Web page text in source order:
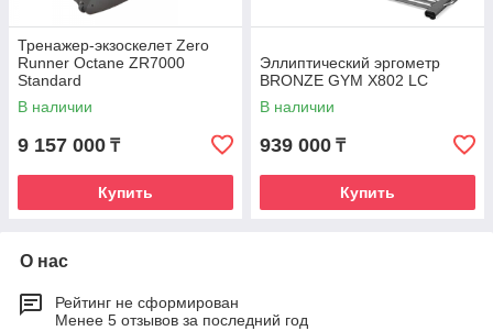
Тренажер-экзоскелет Zero
Runner Octane ZR7000
Standard
В наличии
9 157 000 ₸
Купить
Эллиптический эргометр
BRONZE GYM X802 LC
В наличии
939 000 ₸
Купить
О нас
Рейтинг не сформирован
Менее 5 отзывов за последний год